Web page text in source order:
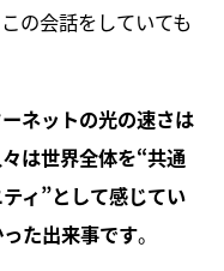
の会話をしていても
ネットの光の速さは
は世界全体を“共通
ィ”として感じてい
た出来事です。